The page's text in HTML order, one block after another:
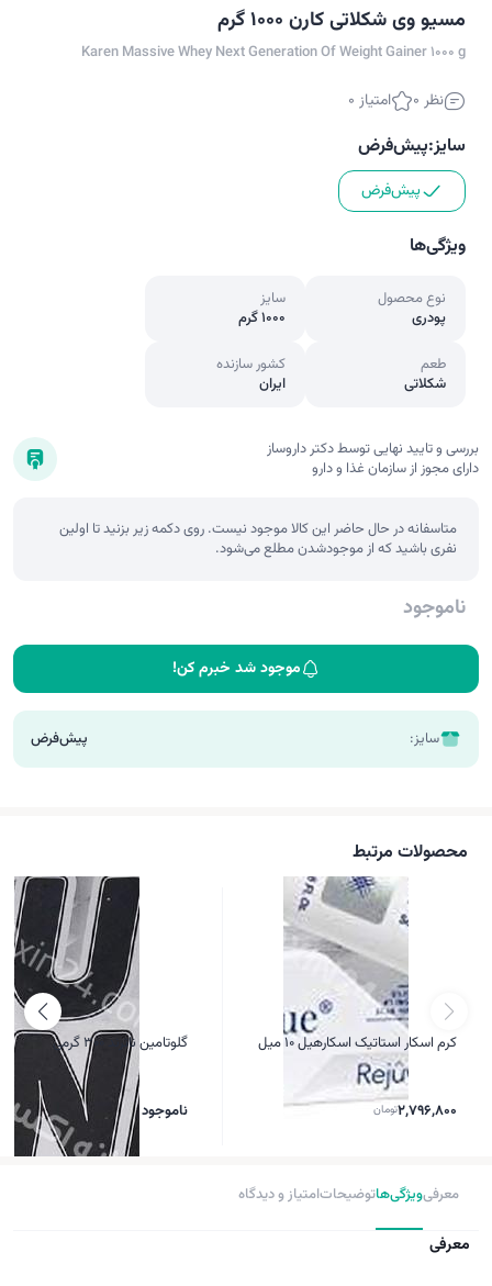
مسیو وی شکلاتی کارن 1000 گرم
Karen Massive Whey Next Generation Of Weight Gainer 1000 g
نظر 0 امتیاز 0
سایز:پیش‌فرض
پیش‌فرض
ویژگی‌ها
نوع محصول
پودری
سایز
1000 گرم
طعم
شکلاتی
کشور سازنده
ایران
بررسی و تایید نهایی توسط دکتر داروساز
دارای مجوز از سازمان غذا و دارو
متاسفانه در حال حاضر این کالا موجود نیست. روی دکمه زیر بزنید تا اولین
نفری باشید که از موجودشدن مطلع می‌شود.
ناموجود
موجود شد خبرم کن!
سایز: پیش‌فرض
محصولات مرتبط
کرم اسکار استاتیک اسکارهیل 10 میل
2,796,800تومان
گلوتامین ناترند 300 گرمی
ناموجود
معرفیویژگی‌هاتوضیحاتامتیاز و دیدگاه
معرفی